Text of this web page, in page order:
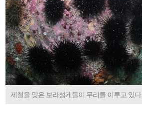
제철을 맞은 보라성게들이 무리를 이루고 있다.